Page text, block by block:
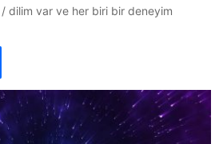
dilim var ve her biri bir deneyim